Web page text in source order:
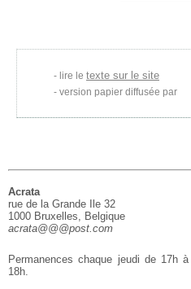
lire le texte sur le site
version papier diffusée par
Acrata
rue de la Grande Ile 32
1000 Bruxelles, Belgique
acrata@@@post.com
Permanences chaque jeudi de 17h
18h.